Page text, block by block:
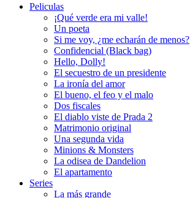
Peliculas
¡Qué verde era mi valle!
Un poeta
Si me voy, ¿me echarán de menos?
Confidencial (Black bag)
Hello, Dolly!
El secuestro de un presidente
La ironía del amor
El bueno, el feo y el malo
Dos fiscales
El diablo viste de Prada 2
Matrimonio original
Una segunda vida
Minions & Monsters
La odisea de Dandelion
El apartamento
Series
La más grande